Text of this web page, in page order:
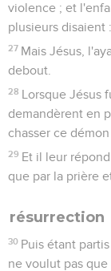
violence ; et
plusieurs disaient
27 Mais Jésus,
debout.
28 Lorsque Jésus
demandèrent en
chasser ce démon
29 Et il leur
que par la prière
résurrection
30 Puis étant
ne voulut pas que